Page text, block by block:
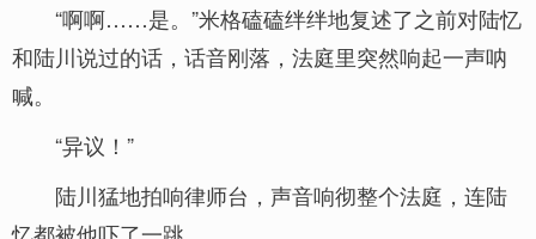
“啊啊……是。”米格磕磕绊绊地复述了之前对陆忆
和陆川说过的话，话音刚落，法庭里突然响起一声呐
喊。
“异议！”
陆川猛地拍响律师台，声音响彻整个法庭，连陆